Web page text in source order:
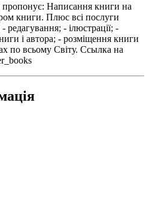
Написання книги на
книги. Плюс всі послуги
- ілюстрації; -
і автора; - розміщення книги
по всьому Світу. Ссылка на